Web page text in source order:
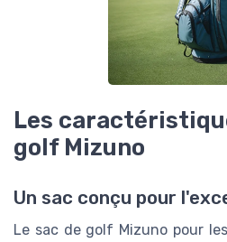
Les
golf Mizuno
Un sac conçu pour
Le sac de golf Mizuno pour